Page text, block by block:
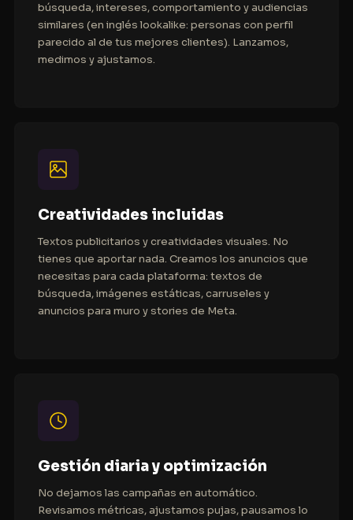
búsqueda, intereses, comportamiento y audiencias
similares (en ingléslookalike: personas con perfil
parecido al de tus mejores clientes). Lanzamos,
medimos y ajustamos.
Creatividades incluidas
Textos publicitarios y creatividades visuales. No
tienes que aportar nada. Creamos los anuncios que
necesitas para cada plataforma: textos de
búsqueda, imágenes estáticas, carruseles y
anuncios para muro y stories de Meta.
Gestión diaria y optimización
No dejamos las campañas en automático.
Revisamos métricas, ajustamos pujas, pausamos lo